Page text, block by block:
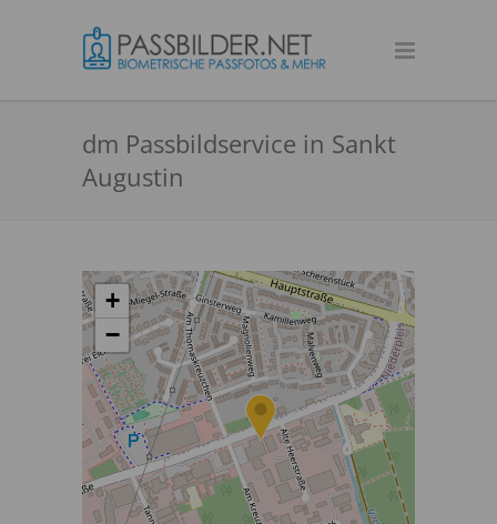
dm Passbildservice in Sankt
Augustin
+
−